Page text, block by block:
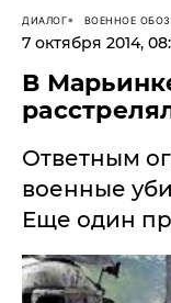
ДИАЛОГ ВОЕННОЕ
7 октября 2014,
​В
Ответным
военные
Еще один